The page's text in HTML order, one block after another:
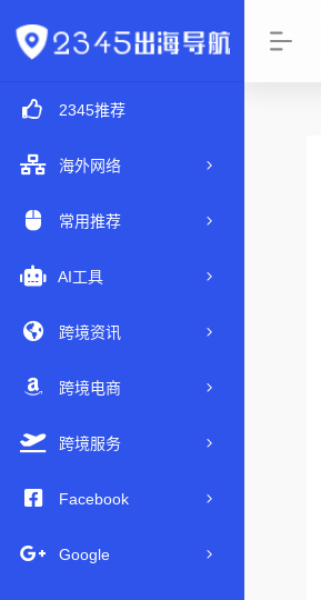
2345推荐
海外网络
常用推荐
AI工具
跨境资讯
跨境电商
跨境服务
Facebook
Google